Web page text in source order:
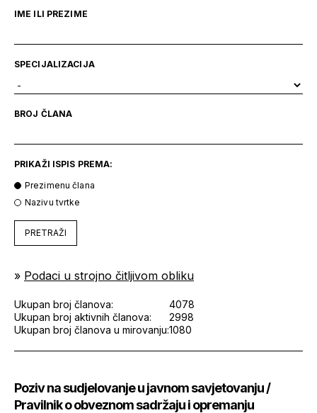
IME ILI PREZIME
SPECIJALIZACIJA
BROJ ČLANA
PRIKAŽI ISPIS PREMA:
Prezimenu člana
Nazivu tvrtke
PRETRAŽI
» Podaci u strojno čitljivom obliku
Ukupan broj članova:
4078
Ukupan broj aktivnih članova:
2998
Ukupan broj članova u mirovanju:1080
Poziv na sudjelovanje u javnom savjetovanju /
Pravilnik o obveznom sadržaju i opremanju